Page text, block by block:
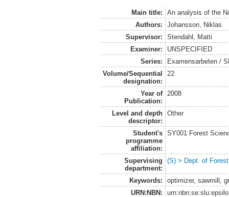
Main title:
An analysis of the
Authors:
Johansson, Niklas
Supervisor:
Stendahl, Matti
Examiner:
UNSPECIFIED
Series:
Examensarbeten /
Volume/Sequential
designation:
22
Year of
Publication:
2008
Level and depth
descriptor:
Other
Student's
programme
affiliation:
SY001 Forest
Supervising
department:
(S) > Dept. of
Keywords:
optimizer, sawmill,
URN:NBN: